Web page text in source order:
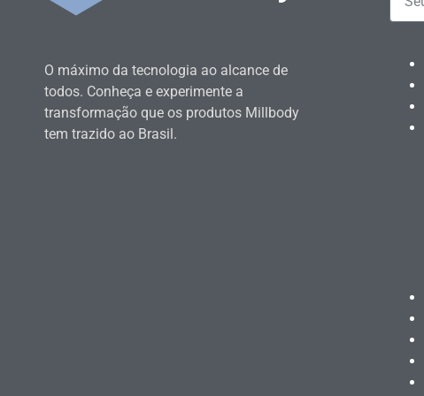
O máximo da tecnologia ao alcance de
todos. Conheça e experimente a
transformação que os produtos Millbody
tem trazido ao Brasil.